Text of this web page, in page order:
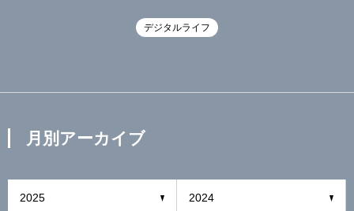
デジタルライフ
月別アーカイブ
2025 2024